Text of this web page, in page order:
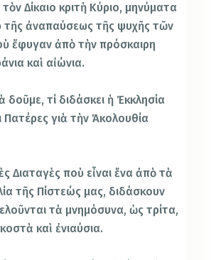
Δίκαιο κριτὴ Κύριο, μηνύματα
τῆς ἀναπαύσεως τῆς ψυχῆς τῶν
ἔφυγαν ἀπὸ τὴν πρόσκαιρη
καὶ αἰώνια.
δοῦμε, τί διδάσκει ἡ Ἐκκλησία
Πατέρες γιὰ τὴν Ἀκολουθία
Διαταγὲς ποὺ εἶναι ἕνα ἀπὸ τὰ
τῆς Πίστεώς μας, διδάσκουν
τὰ μνημόσυνα, ὡς τρίτα,
καὶ ἐνιαύσια.